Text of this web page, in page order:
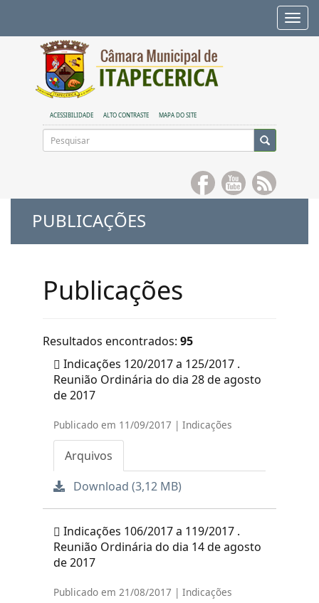
ACESSIBILIDADE ALTO CONTRASTE MAPA DO SITE
PUBLICAÇÕES
Publicações
Resultados encontrados: 95
Indicações 120/2017 a 125/2017 .
Reunião Ordinária do dia 28 de agosto
de 2017
Publicado em 11/09/2017 | Indicações
Arquivos
Download (3,12 MB)
Indicações 106/2017 a 119/2017 .
Reunião Ordinária do dia 14 de agosto
de 2017
Publicado em 21/08/2017 | Indicações